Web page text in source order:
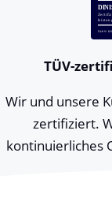
TÜV-
Wir und unsere
zertifiziert.
kontinuierliches